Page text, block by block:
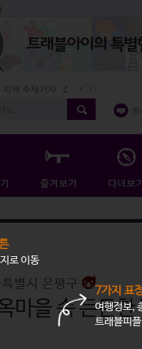
주재기자 쇼 미 더 트래블아이
별시 은평구
마을 속 든든한
로 이동
7가지 표
여행정보,
트래블피